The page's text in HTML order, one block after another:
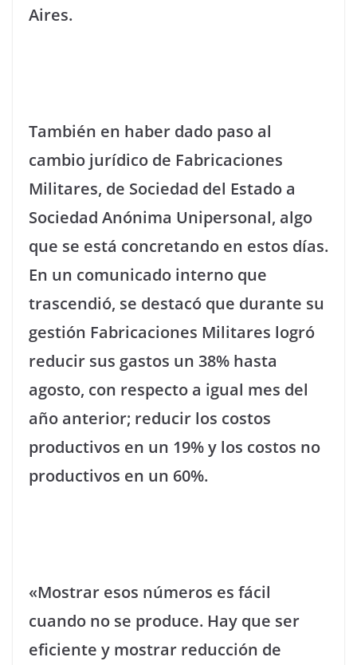
Aires.
También en haber dado paso al
cambio jurídico de Fabricaciones
Militares, de Sociedad del Estado a
Sociedad Anónima Unipersonal, algo
que se está concretando en estos días.
En un comunicado interno que
trascendió, se destacó que durante su
gestión Fabricaciones Militares logró
reducir sus gastos un 38% hasta
agosto, con respecto a igual mes del
año anterior; reducir los costos
productivos en un 19% y los costos no
productivos en un 60%.
«Mostrar esos números es fácil
cuando no se produce. Hay que ser
eficiente y mostrar reducción de